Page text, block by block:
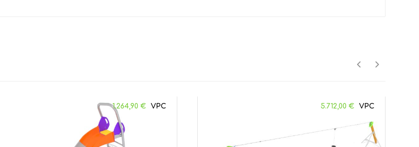
1.264,90€ 5.712,00€